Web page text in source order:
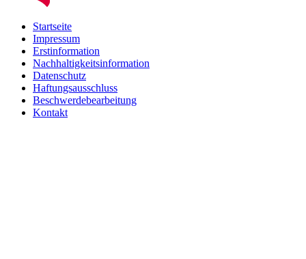
Startseite
Impressum
Erstinformation
Nachhaltigkeitsinformation
Datenschutz
Haftungsausschluss
Beschwerdebearbeitung
Kontakt